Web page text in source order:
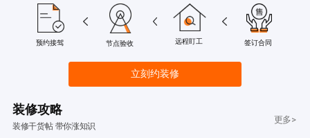
预约接驾 节点验收 远程盯工 签订合同
立刻约装修
装修攻略
装修干货帖 带你涨知识
更多>